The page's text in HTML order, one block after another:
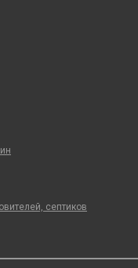
септиков